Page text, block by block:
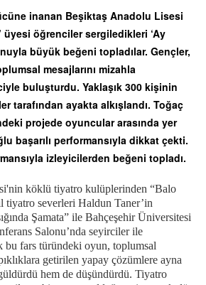
inanan Beşiktaş Anadolu Lisesi
üyesi öğrenciler sergiledikleri ‘Ay
büyük beğeni topladılar. Gençler,
mesajlarını mizahla
buluşturdu. Yaklaşık 300 kişinin
tarafından ayakta alkışlandı. Toğaç
projede oyuncular arasında yer
başarılı performansıyla dikkat çekti.
izleyicilerden beğeni topladı.
köklü tiyatro kulüplerinden “Balo
tiyatro severleri Haldun Taner’in
Şamata” ile Bahçeşehir Üniversitesi
Salonu’nda seyirciler ile
fars türündeki oyun, toplumsal
getirilen yapay çözümlere ayna
hem de düşündürdü. Tiyatro